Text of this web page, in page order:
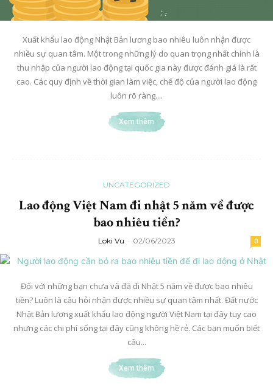
Xuất khẩu lao động Nhật Bản lương bao nhiêu luôn nhận được
nhiều sự quan tâm. Một trong những lý do quan trọng nhất chính là
thu nhập của người lao động tại quốc gia này được đánh giá là rất
cao. Các quy định về thời gian làm việc, chế độ của người lao động
luôn rõ ràng....
Xem thêm
UNCATEGORIZED
Lao động Việt Nam đi nhật 5 năm về được
bao nhiêu tiền?
Loki Vu - 02/06/2023 0
Đối với những bạn chưa và đã đi Nhật 5 năm về được bao nhiêu
tiền? Luôn là câu hỏi nhận được nhiều sự quan tâm nhất. Đất nước
Nhật Bản lương xuất khẩu lao động người Việt Nam tại đây tuy cao
nhưng các chi phí sống tại đây cũng không hề rẻ. Các bạn muốn biết
câu...
Xem thêm